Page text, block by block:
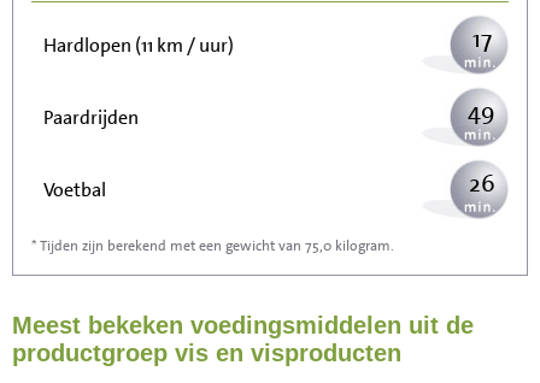
Hardlopen (11 km / uur) 17
Paardrijden 49
Voetbal 26
Stofzuigen
Strijken 86
* Tijden zijn berekend met een gewicht van 75,0 kilogram.
Meest bekeken voedingsmiddelen uit de
productgroep vis en visproducten